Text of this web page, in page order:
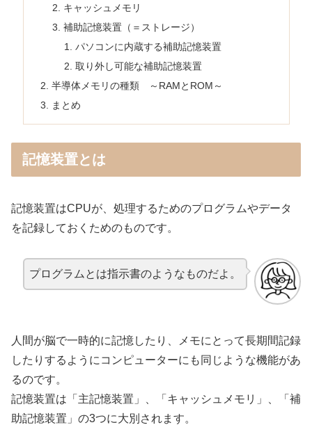
キャッシュメモリ
補助記憶装置（＝ストレージ）
パソコンに内蔵する補助記憶装置
取り外し可能な補助記憶装置
半導体メモリの種類 ～RAMとROM～
まとめ
記憶装置とは
記憶装置はCPUが、処理するためのプログラムやデータ
を記録しておくためのものです。
プログラムとは指示書のようなものだよ。
人間が脳で一時的に記憶したり、メモにとって長期間記録
したりするようにコンピューターにも同じような機能があ
るのです。
記憶装置は「主記憶装置」、「キャッシュメモリ」、「補
助記憶装置」の3つに大別されます。